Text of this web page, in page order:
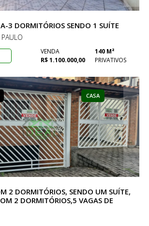
3 DORMITÓRIOS SENDO 1 SUÍTE
VENDA
R$ 1.100.000,00
140 M²
PRIVATIVOS
CASA
2 DORMITÓRIOS, SENDO UM SUÍTE,
2 DORMITÓRIOS,5 VAGAS DE